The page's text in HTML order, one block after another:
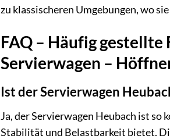
zu klassischeren Umgebungen, wo
FAQ – Häufig
Servierwagen –
Ist der Servierwagen
Ja, der Servierwagen Heubach ist so
Stabilität und Belastbarkeit bietet.